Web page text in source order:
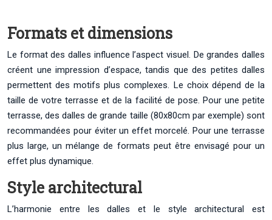
Formats et dimensions
Le format des dalles influence l’aspect visuel. De grandes dalles
créent une impression d’espace, tandis que des petites dalles
permettent des motifs plus complexes. Le choix dépend de la
taille de votre terrasse et de la facilité de pose. Pour une petite
terrasse, des dalles de grande taille (80x80cm par exemple) sont
recommandées pour éviter un effet morcelé. Pour une terrasse
plus large, un mélange de formats peut être envisagé pour un
effet plus dynamique.
Style architectural
L’harmonie entre les dalles et le style architectural est